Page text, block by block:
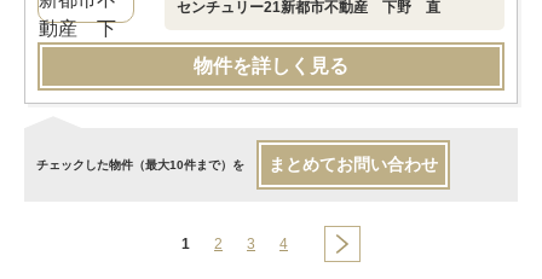
センチュリー21新都市不動産 下野 直
物件を詳しく見る
チェックした物件（最大10件まで）を まとめてお問い合わせ
1 2 3 4